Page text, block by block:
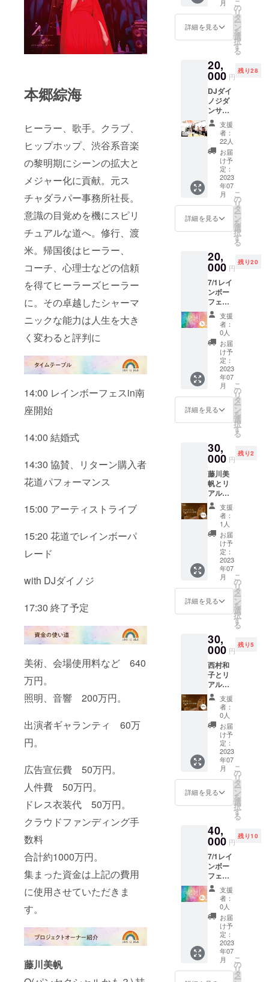
本郷綜海
ヒーラー、歌手。クラブ、
ヒップホップ、渋谷系音楽
の黎明期にシーンの拡大と
メジャー化に貢献。元ス
チャダラパー事務所社長。
意識の目覚めを機にスピリ
チュアルな道へ。修行、渡
米。帰国後はヒーラー、
コーチ、心理士などの信頼
を得てヒーラーズヒーラー
に。その卓越したシャーマ
ニックな能力は人生を大き
く変わると評判に
14:00 レインボーフェスin南
座開始
14:00 結婚式
14:30 協賛、リターン購入者
花道パフォーマンス
15:00 アーティストライブ
15:20 花道でレインボーパ
レード
with DJダイノジ
17:30 終了予定
美術、会場使用料など 640
万円。
照明、音響 200万円。
出演者ギャランティ 60万
円。
広告宣伝費 50万円。
人件費 50万円。
ドレス衣装代 50万円。
クラウドファンディング手
数料
合計約1000万円。
集まった資金は上記の費用
に使用させていただきま
す。
藤川美帆
部町天
引下
北 3-1
古民家
でイベ
ワーク
ショッ
プなど
開催し
たい
方、 交
流会を
開催し
たい方
など。
期間は7
月〜12
月のう
ち1日
(10時〜
17時)
https://
amabiki
時の予
約に関
して直
接やり
とりし
ていた
だくの
で、御
連絡先
を天引
村倶楽
部にお
伝えし
ます。
月
詳細を見る
こ
の
リ
タ
ー
ン
を
選
択
す
る
20,
000 円
残り28
DJダイ
ノジダ
ンサー
として
出演す
る権利
となり
ます。
（タイ
ムテー
ブルの
DJダイ
ノジの
時間）
当日の
イベン
ケット
代は含
まれま
せん。
別途参
加チ
ケット
をお買
い求め
くださ
い。 パ
フォー
マンス
いただ
く持ち
時間は
演出
更する
場合が
ござい
ます。
イベン
ト当
日、段
取り
や、簡
単な振
りの練
習をし
ますの
で オー
プン時
間前に
集合い
支援
者：
22人
お届
け予
定：
2023
年07
月
詳細を見る
こ
の
リ
タ
ー
ン
を
選
択
す
る
20,
000 円
残り20
7/1レイ
ンボー
フェス
in南座
の入場
券とな
る通常
チケッ
ト５枚
セット
です。
社員一
同、お
友達と
一緒
に、誰
レゼン
トした
い方は
こちら
からま
とめて
お買い
求めく
ださ
い。
支援
者：
0人
お届
け予
定：
2023
年07
月
詳細を見る
こ
の
リ
タ
ー
ン
を
選
択
す
る
30,
000 円
残り2
藤川美
帆とリ
アルで
サシ飲
みする
権利。
藤川美
帆は飲
めない
のでお
茶でも
可能。
場所は
京都、
大阪ま
たは都
時間
半。 ご
自身の
お食事
代は当
日別途
かかり
ます。
支援
者：
1人
お届
け予
定：
2023
年07
月
詳細を見る
こ
の
リ
タ
ー
ン
を
選
択
す
る
30,
000 円
残り5
西村和
子とリ
アルで
サシ飲
みしま
しょ
う。お
茶、お
食事で
もOKで
す。場
所は京
都、大
阪。１
時間
半。 ご
お食事
代は当
日別途
かかり
ます。
支援
者：
0人
お届
け予
定：
2023
年07
月
詳細を見る
こ
の
リ
タ
ー
ン
を
選
択
す
る
40,
000 円
残り10
7/1レイ
ンボー
フェス
in南座
の入場
券とな
る通常
チケッ
ト１０
枚セッ
トで
す。社
員一
支援
者：
0人
お届
け予
定：
2023
年07
月
こ
の
リ
タ
ー